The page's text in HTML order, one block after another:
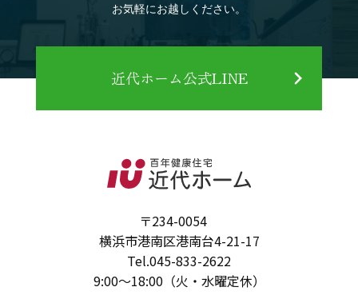
お気軽にお越しください。
近代ホーム公式LINE
〒234-0054
横浜市港南区港南台4-21-17
Tel.045-833-2622
9:00～18:00（火・水曜定休）